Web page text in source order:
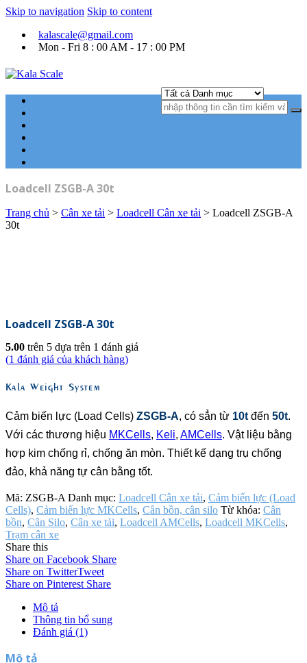
Skip to navigation Skip to content
kalascale@gmail.com
Mon - Fri 8 : 00 AM - 17 : 00 PM
Kala Scale
Kỹ thuật tự động hóa Ngành cân điện tử.
Loadcell ZSGB-A 30t
Trang chủ > Cân xe tải > Loadcell Cân xe tải > Loadcell ZSGB-A
30t
Loadcell ZSGB-A 30t
5.00 trên 5 dựa trên 1 đánh giá
(1 đánh giá của khách hàng)
Kala Weight System
Cảm biến lực (Load Cells) ZSGB-A, có sẳn từ 10t đến 50t.
Với các thương hiệu MKCells, Keli, AMCells. Vật liệu bằng
hợp kim chống rỉ, chống ăn mòn. Thiết kế dạng trụ chống
đảo, khả năng tự cân bằng tốt.
Mã: ZSGB-A Danh mục: Loadcell Cân xe tải, Cảm biến lực (Load
Cells), Cảm biến lực MKCells, Cân bồn, cân silo Từ khóa: Cân
bồn, Cân Silo, Cân xe tải, Loadcell AMCells, Loadcell MKCells,
Trạm cân xe
Share this
Share on Facebook Share
Share on TwitterTweet
Share on Pinterest Share
Mô tả
Thông tin bổ sung
Đánh giá (1)
Mô tả